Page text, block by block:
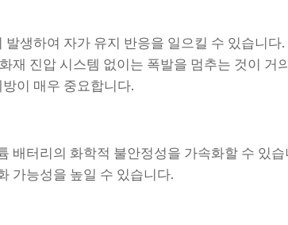
생하여 자가 유지 반응을 일으킬 수 있습니다
재 진압 시스템 없이는 폭발을 멈추는 것이 거
이 매우 중요합니다.
배터리의 화학적 불안정성을 가속화할 수 있
가능성을 높일 수 있습니다.